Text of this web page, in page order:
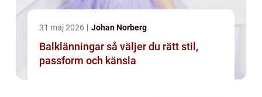
31 maj 2026 Johan Norberg
Balklänningar så väljer du rätt stil,
passform och känsla